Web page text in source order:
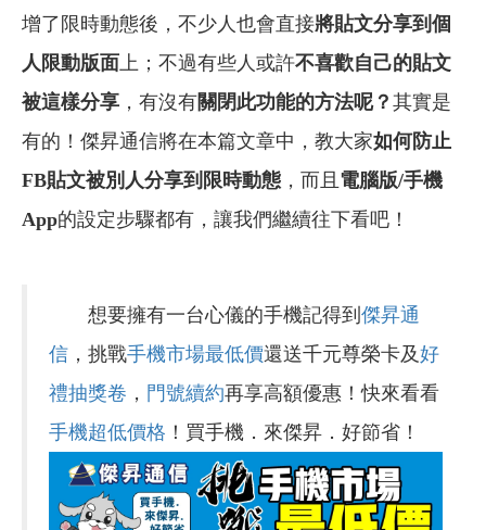
增了限時動態後，不少人也會直接將貼文分享到個
人限動版面上；不過有些人或許不喜歡自己的貼文
被這樣分享 ，有沒有關閉此功能的方法呢？ 其實是
有的！傑昇通信將在本篇文章中，教大家如何防止
FB貼文被別人分享到限時動態 ，而且 電腦版/手機
App的設定步驟都有，讓我們繼續往下看吧！
想要擁有一台心儀的手機記得到 傑昇通
信 ，挑戰手機市場最低價還送千元尊榮卡及好
禮抽獎卷 ， 門號續約再享高額優惠！快來看看
手機超低價格 ！買手機．來傑昇．好節省！